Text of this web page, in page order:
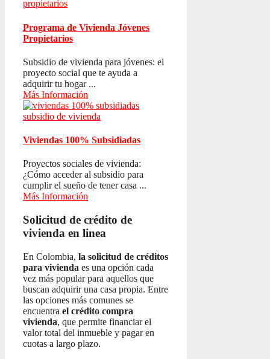
Programa de Vivienda Jóvenes
Propietarios
Subsidio de vivienda para jóvenes: el
proyecto social que te ayuda a
adquirir tu hogar ...
Más Información
Viviendas 100% Subsidiadas
Proyectos sociales de vivienda:
¿Cómo acceder al subsidio para
cumplir el sueño de tener casa ...
Más Información
Solicitud de crédito de
vivienda en linea
En Colombia, la solicitud de créditos
para vivienda es una opción cada
vez más popular para aquellos que
buscan adquirir una casa propia. Entre
las opciones más comunes se
encuentra el crédito compra
vivienda, que permite financiar el
valor total del inmueble y pagar en
cuotas a largo plazo.